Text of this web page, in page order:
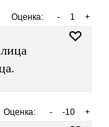
Оценка: +
1
-
Оценка: +
-10
-